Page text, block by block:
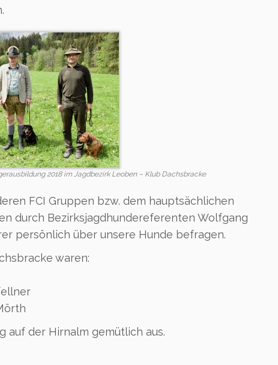
2018 im Jagdbezirk Leoben – Klub Dachsbracke
FCI Gruppen bzw. dem hauptsächlichen
durch Bezirksjagdhundereferenten Wolfgang
persönlich über unsere Hunde befragen.
waren:
auf der Hirnalm gemütlich aus.